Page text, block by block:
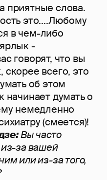
приятные слова.
это....Любому
в чем-либо
-
говорят, что вы
скорее всего, это
об этом
начинает думать о
немедленно
(смеется)!
Вы часто
за вашей
или из-за того,